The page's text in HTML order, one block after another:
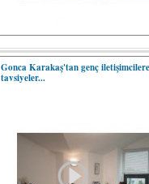
Gonca Karakaş'tan genç
tavsiyeler...